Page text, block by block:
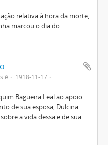
relativa à hora da morte,
marcou o dia do
1918-11-17
Bagueira Leal ao apoio
de sua esposa, Dulcina
a vida dessa e de sua